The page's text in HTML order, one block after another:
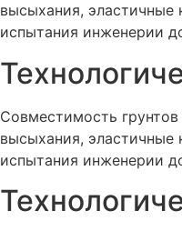
высыхания, эластичные
испытания инженерии
Совместимость
высыхания, эластичные
испытания инженерии